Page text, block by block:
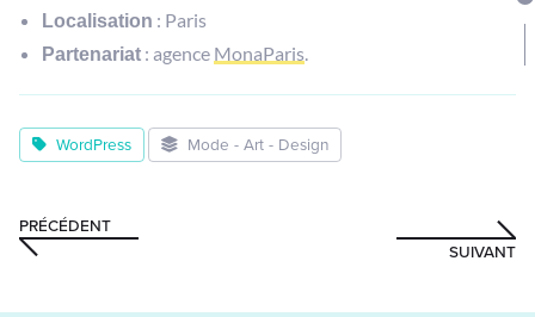
Localisation : Paris
Partenariat : agence MonaParis.
WordPress Mode - Art - Design
PRÉCÉDENT
SUIVANT